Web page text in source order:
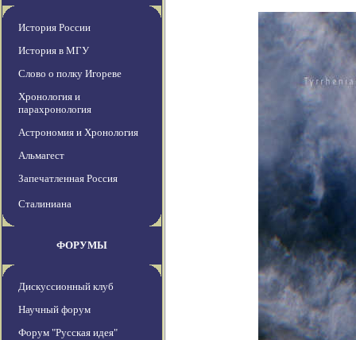
История России
История в МГУ
Слово о полку Игореве
Хронология и
парахронология
Астрономия и Хронология
Альмагест
Запечатленная Россия
Сталиниана
ФОРУМЫ
Дискуссионный клуб
Научный форум
Форум "Русская идея"